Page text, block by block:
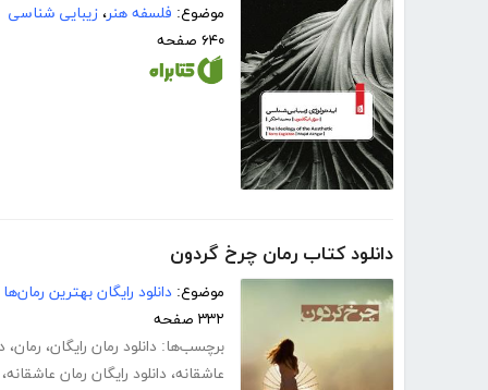
موضوع: فلسفه هنر، زیبایی شناسی
۶۴۰ صفحه
دانلود کتاب رمان چرخ گردون
موضوع: دانلود رایگان بهترین رمان‌ها
۳۳۲ صفحه
برچسب‌ها: دانلود رمان رایگان، رمان،
عاشقانه، دانلود رایگان رمان عاشقانه،